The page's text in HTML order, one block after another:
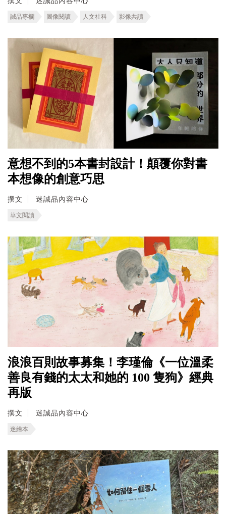
誠品專欄 圖像閱讀 人文社科 影像共讀
意想不到的5本書封設計！顛覆你對書
本想像的創意巧思
撰文 迷誠品內容中心
華文閱讀
浪浪百則故事募集！李瑾倫《一位溫柔
善良有錢的太太和她的 100 隻狗》經典
再版
撰文 迷誠品內容中心
迷繪本